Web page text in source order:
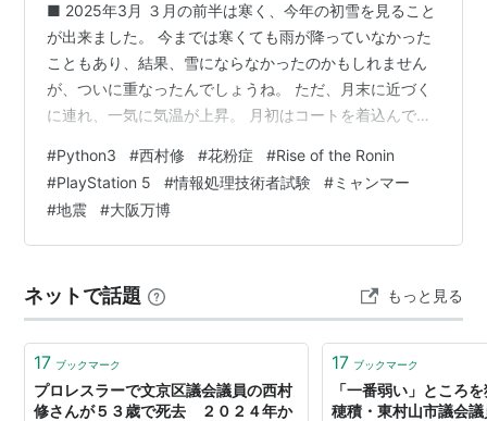
名刺代わりになるような派手な技は無く*1、古典的な技
を丁寧に使うのが特徴。
リスト::プロレスラー
カラマリ・ホールド（げそ固め）は未発表か。
■ 2025年3月 ３月の前半は寒く、今年の初雪を見ること
が出来ました。 今までは寒くても雨が降っていなかった
こともあり、結果、雪にならなかったのかもしれません
が、ついに重なったんでしょうね。 ただ、月末に近づく
に連れ、一気に気温が上昇。 月初はコートを着込んで震
もう暑い…という状態でしたので…。 そんな中、最後の
土曜日には、今度はまた急激な気温低下…。 20℃近く一
気に低下し、今度は冬の気候に逆戻り…。 この急激な寒
暖差は勘弁してほしいです…。 ■ ニュース (1) 訃報 個人
報。 癌で闘病生…
#Python3 #西村修 #花粉症 #Rise of the Ronin
#PlayStation 5 #情報処理技術者試験 #ミャンマー
#地震 #大阪万博
ネットで話題 もっと見る
17 ブックマーク
プロレスラーで文京区議会議員の西村
修さんが５３歳で死去 ２０２４年か
17 ブックマーク
「一番弱い」ところ
穂積・東村山市議会